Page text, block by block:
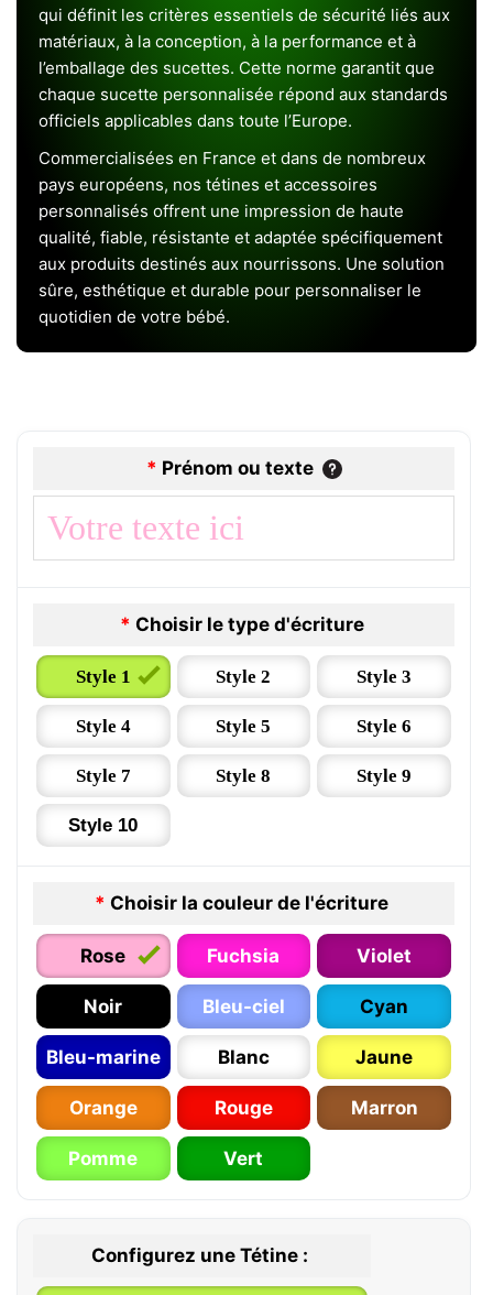
qui définit les critères essentiels de sécurité liés aux
matériaux, à la conception, à la performance et à
l’emballage des sucettes. Cette norme garantit que
chaque sucette personnalisée répond aux standards
officiels applicables dans toute l’Europe.
Commercialisées en France et dans de nombreux
pays européens, nos tétines et accessoires
personnalisés offrent une impression de haute
qualité, fiable, résistante et adaptée spécifiquement
aux produits destinés aux nourrissons. Une solution
sûre, esthétique et durable pour personnaliser le
quotidien de votre bébé.
* Prénom ou texte
* Choisir le type d'écriture
Style 1 Style 2 Style 3
Style 4 Style 5 Style 6
Style 7 Style 8 Style 9
Style 10
* Choisir la couleur de l'écriture
Rose Fuchsia Violet
Noir Bleu-ciel Cyan
Bleu-marine Blanc Jaune
Orange Rouge Marron
Pomme Vert
Configurez une Tétine :